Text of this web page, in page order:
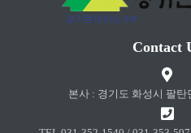
Contact
본사 : 경기도 화성시 팔탄